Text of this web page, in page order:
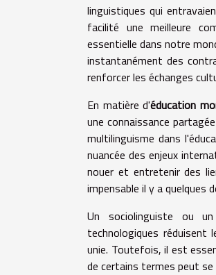
linguistiques qui
facilité une meilleure
essentielle dans notre
instantanément des
renforcer les échanges
En matière d'éducation
une connaissance
multilinguisme dans
nuancée des enjeux
nouer et entretenir des
impensable il y a quelques
Un sociolinguiste ou
technologiques réduisent
unie. Toutefois, il est
de certains termes peut